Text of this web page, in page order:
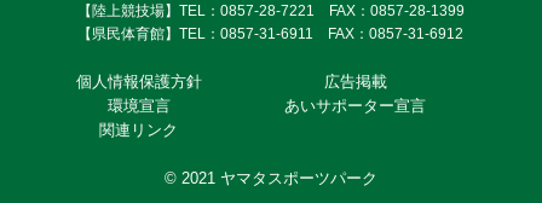
【陸上競技場】TEL：0857-28-7221 FAX：0857-28-1399
【県民体育館】TEL：0857-31-6911 FAX：0857-31-6912
個⼈情報保護⽅針
広告掲載
環境宣言
あいサポーター宣言
関連リンク
© 2021 ヤマタスポーツパーク